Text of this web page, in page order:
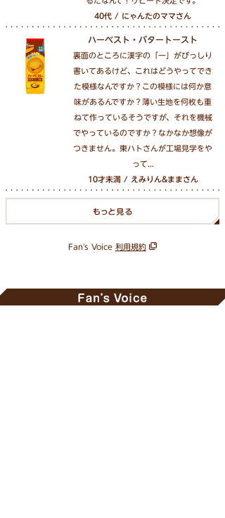
40代 / にゃんたのママさん
ハーベスト・バタートースト
裏面のところに漢字の「一」がびっしり
書いてあるけど、これはどうやってでき
た模様なんですか？この模様には何か意
味があるんですか？薄い生地を何枚も重
ねて作っているそうですが、それを機械
でやっているのですか？なかなか想像が
つきません。東ハトさんが工場見学をや
って...
10才未満 / えみりん&ままさん
Fan's Voice利用規約